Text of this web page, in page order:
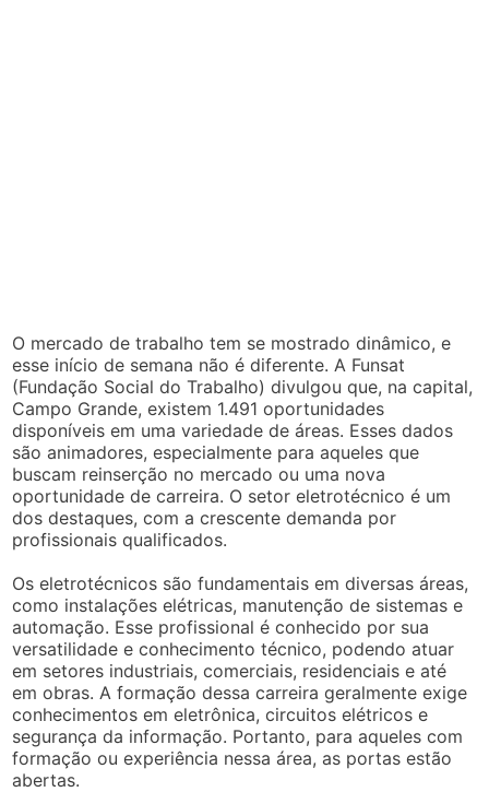
O mercado de trabalho tem se mostrado dinâmico, e
esse início de semana não é diferente. A Funsat
(Fundação Social do Trabalho) divulgou que, na capital,
Campo Grande, existem 1.491 oportunidades
disponíveis em uma variedade de áreas. Esses dados
são animadores, especialmente para aqueles que
buscam reinserção no mercado ou uma nova
oportunidade de carreira. O setor eletrotécnico é um
dos destaques, com a crescente demanda por
profissionais qualificados.
Os eletrotécnicos são fundamentais em diversas áreas,
como instalações elétricas, manutenção de sistemas e
automação. Esse profissional é conhecido por sua
versatilidade e conhecimento técnico, podendo atuar
em setores industriais, comerciais, residenciais e até
em obras. A formação dessa carreira geralmente exige
conhecimentos em eletrônica, circuitos elétricos e
segurança da informação. Portanto, para aqueles com
formação ou experiência nessa área, as portas estão
abertas.